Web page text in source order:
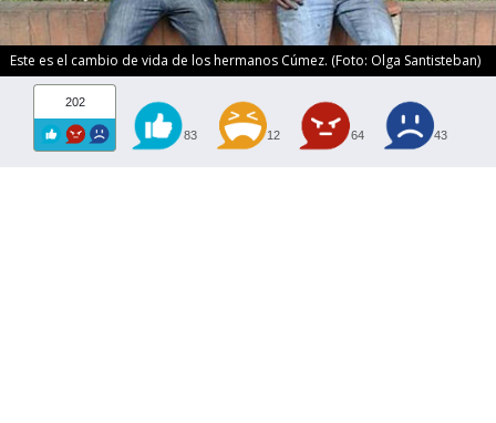
Este es el cambio de vida de los hermanos Cúmez. (Foto: Olga Santisteban)
202
83 12 64 43